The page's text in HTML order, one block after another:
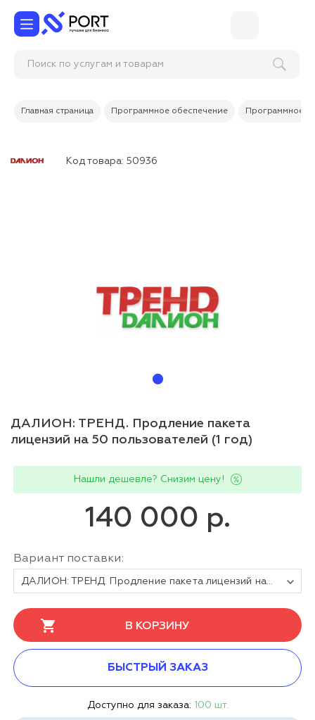
Поиск по услугам и товарам
Главная страница Программное обеспечение Программное
Код товара: 50936
ДАЛИОН: ТРЕНД. Продление пакета
лицензий на 50 пользователей (1 год)
Нашли дешевле? Снизим цену!
140 000 р.
Вариант поставки:
ДАЛИОН: ТРЕНД. Продление пакета лицензий на 50 пользователей (1 год)
В КОРЗИНУ
БЫСТРЫЙ ЗАКАЗ
Доступно для заказа: 100 шт.